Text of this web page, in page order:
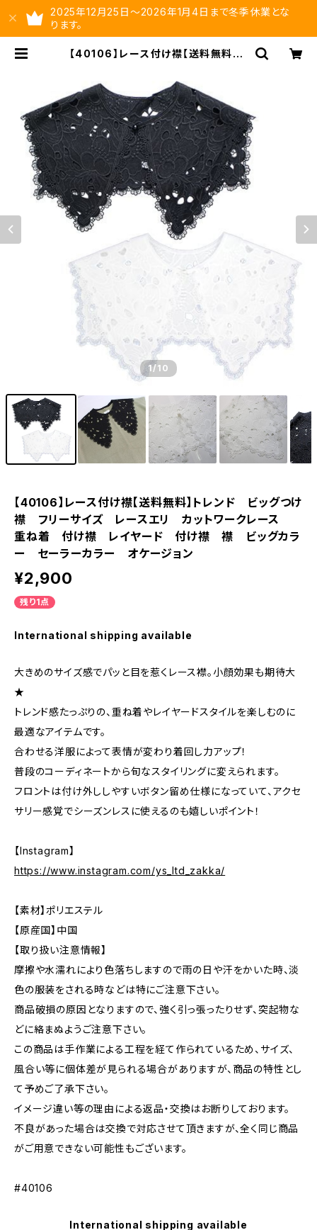
2025年12月25日～2026年1月4日まで冬季休業とな
ります。
【40106】レース付け襟【送料無料】ト
ス 重ね着 付け襟 レイヤード
付け襟 襟 ビッグカラー セーラー
カラー オケージョン | ysltd
1/10
【40106】レース付け襟【送料無料】トレンド ビッグつけ
襟 フリーサイズ レースエリ カットワークレース
重ね着 付け襟 レイヤード 付け襟 襟 ビッグカラ
ー セーラーカラー オケージョン
¥2,900
残り1点
International shipping available
大きめのサイズ感でパッと目を惹くレース襟。小顔効果も期待大
★
トレンド感たっぷりの、重ね着やレイヤードスタイルを楽しむのに
最適なアイテムです。
合わせる洋服によって表情が変わり着回し力アップ！
普段のコーディネートから旬なスタイリングに変えられます。
フロントは付け外ししやすいボタン留め仕様になっていて、アクセ
サリー感覚でシーズンレスに使えるのも嬉しいポイント！
【Instagram】
https://www.instagram.com/ys_ltd_zakka/
【素材】ポリエステル
【原産国】中国
【取り扱い注意情報】
摩擦や水濡れにより色落ちしますので雨の日や汗をかいた時、淡
色の服装をされる時などは特にご注意下さい。
商品破損の原因となりますので、強く引っ張ったりせず、突起物な
どに絡まぬようご注意下さい。
この商品は手作業による工程を経て作られているため、サイズ、
風合い等に個体差が見られる場合がありますが、商品の特性とし
て予めご了承下さい。
イメージ違い等の理由による返品・交換はお断りしております。
不良があった場合は交換で対応させて頂きますが、全く同じ商品
がご用意できない可能性もございます。
#40106
International shipping available